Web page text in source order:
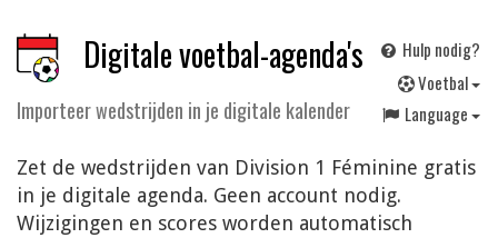
Digitale voetbal-agenda's
Importeer wedstrijden in je digitale kalender
Hulp nodig?
Voetbal
Language
Zet de wedstrijden van Division 1 Féminine gratis
in je digitale agenda. Geen account nodig.
Wijzigingen en scores worden automatisch